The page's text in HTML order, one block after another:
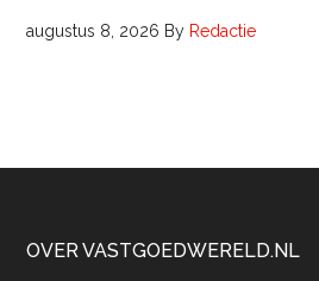
augustus 8, 2026 By Redactie
Footer
OVER VASTGOEDWERELD.NL